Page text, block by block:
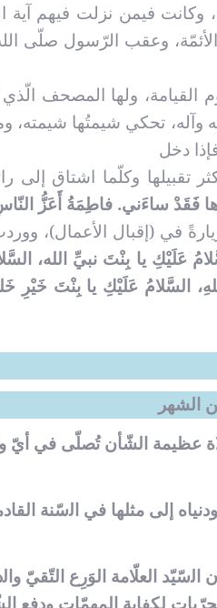
فيمن نزلت فيهم آية
وعقب الرّسول صلّى
القيامة، ولها المصحف
وآله، تحكي شيمتُها شيمته،
دخل
تقبيلها وكلّما اشتاق إلى
ساءَني. فاطِمَةُ أَعَزُّ
في (إقبال الأعمال)،
عَلَيْكِ يا بِنْتَ نبيِّ الله،
السَّلامُ عَلَيْكِ يا بِنْتَ خَيْرِ
الشهر
عظيمة ﺍﻟﺸّﺄﻥ تُصلّى ﻓﻲ
ﺇﻟﻰ ﻣﺜﻠﻬﺎ ﻓﻲ ﺍﻟسّنة
العلّامة ﺍلوَرِﻉ التّقيّ
لكفاﻳﺔ ﺍﻟﻤﻬﻤّﺎﺕ ﻭﺩﻓﻊ